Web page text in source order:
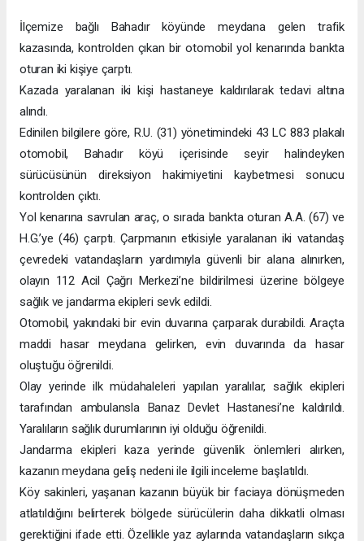
İlçemize bağlı Bahadır köyünde meydana gelen trafik
kazasında, kontrolden çıkan bir otomobil yol kenarında bankta
oturan iki kişiye çarptı.
Kazada yaralanan iki kişi hastaneye kaldırılarak tedavi altına
alındı.
Edinilen bilgilere göre, R.U. (31) yönetimindeki 43 LC 883 plakalı
otomobil, Bahadır köyü içerisinde seyir halindeyken
sürücüsünün direksiyon hakimiyetini kaybetmesi sonucu
kontrolden çıktı.
Yol kenarına savrulan araç, o sırada bankta oturan A.A. (67) ve
H.G.’ye (46) çarptı. Çarpmanın etkisiyle yaralanan iki vatandaş
çevredeki vatandaşların yardımıyla güvenli bir alana alınırken,
olayın 112 Acil Çağrı Merkezi’ne bildirilmesi üzerine bölgeye
sağlık ve jandarma ekipleri sevk edildi.
Otomobil, yakındaki bir evin duvarına çarparak durabildi. Araçta
maddi hasar meydana gelirken, evin duvarında da hasar
oluştuğu öğrenildi.
Olay yerinde ilk müdahaleleri yapılan yaralılar, sağlık ekipleri
tarafından ambulansla Banaz Devlet Hastanesi’ne kaldırıldı.
Yaralıların sağlık durumlarının iyi olduğu öğrenildi.
Jandarma ekipleri kaza yerinde güvenlik önlemleri alırken,
kazanın meydana geliş nedeni ile ilgili inceleme başlatıldı.
Köy sakinleri, yaşanan kazanın büyük bir faciaya dönüşmeden
atlatıldığını belirterek bölgede sürücülerin daha dikkatli olması
gerektiğini ifade etti. Özellikle yaz aylarında vatandaşların sıkça